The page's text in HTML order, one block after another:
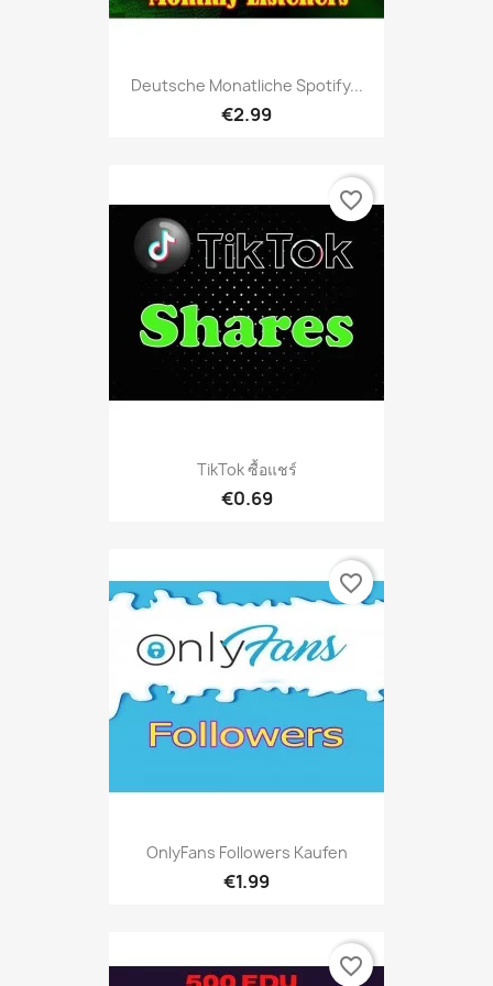
Deutsche Monatliche Spotify...
€2.99
TikTok ซื้อแชร์
€0.69
favorite_border
OnlyFans Followers Kaufen
€1.99
favorite_border
favorite_border